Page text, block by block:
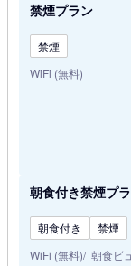
禁煙プラン
禁煙
WiFi (無料)
朝食付き禁煙プ
朝食付き
禁煙
WiFi (無料) 朝食ビ